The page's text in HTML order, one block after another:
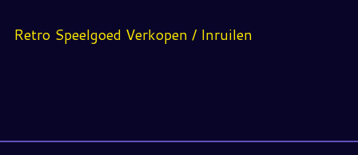
Retro Speelgoed Verkopen / Inruilen